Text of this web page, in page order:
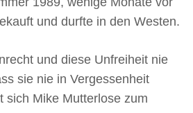
und durfte in den Westen.
und diese Unfreiheit nie
sie nie in Vergessenheit
sich Mike Mutterlose zum